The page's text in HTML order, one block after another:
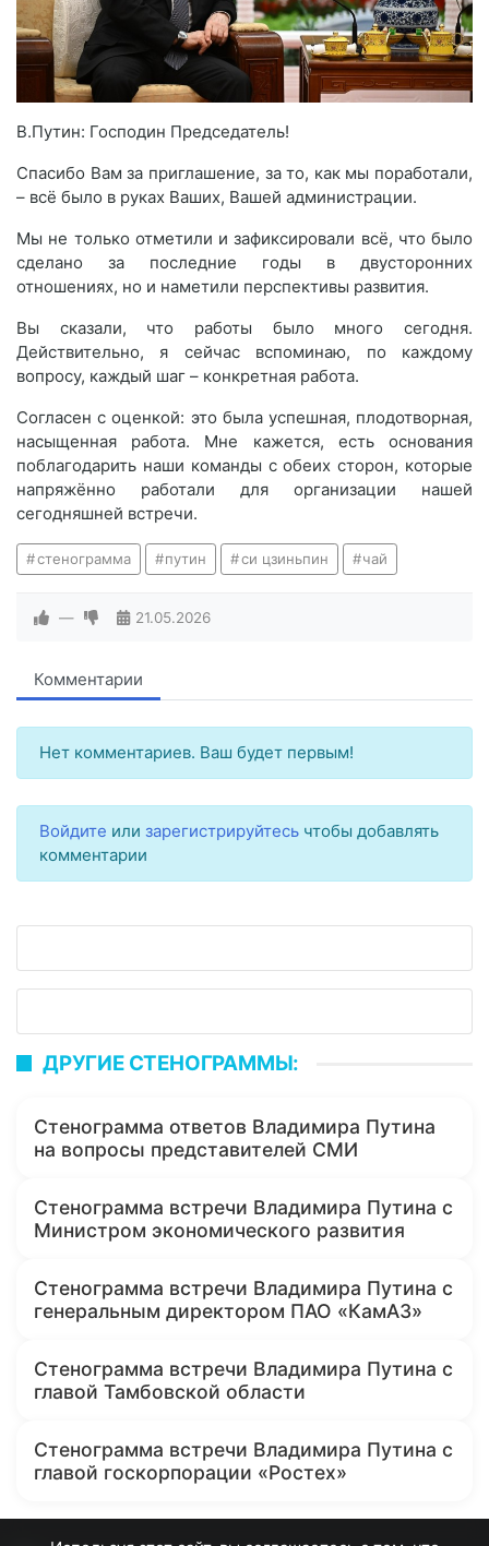
В.Путин: Господин Председатель!
Спасибо Вам за приглашение, за то, как мы поработали,
– всё было в руках Ваших, Вашей администрации.
Мы не только отметили и зафиксировали всё, что было
сделано за последние годы в двусторонних
отношениях, но и наметили перспективы развития.
Вы сказали, что работы было много сегодня.
Действительно, я сейчас вспоминаю, по каждому
вопросу, каждый шаг – конкретная работа.
Согласен с оценкой: это была успешная, плодотворная,
насыщенная работа. Мне кажется, есть основания
поблагодарить наши команды с обеих сторон, которые
напряжённо работали для организации нашей
сегодняшней встречи.
стенограмма путин си цзиньпин чай
— 21.05.2026
Комментарии
Нет комментариев. Ваш будет первым!
Войдите или зарегистрируйтесь чтобы добавлять
комментарии
ДРУГИЕ СТЕНОГРАММЫ:
Стенограмма ответов Владимира Путина
на вопросы представителей СМИ
Стенограмма встречи Владимира Путина с
Министром экономического развития
Стенограмма встречи Владимира Путина с
генеральным директором ПАО «КамАЗ»
Стенограмма встречи Владимира Путина с
главой Тамбовской области
Стенограмма встречи Владимира Путина с
главой госкорпорации «Ростех»